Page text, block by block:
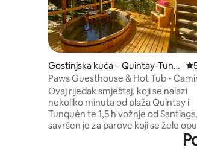
Gostinjska kuća – Quintay-Tunq
uén
Paws Guesthouse & Hot Tub -
Quintay-Tunquén
Ovaj rijedak smještaj, koji se nalazi
nekoliko minuta od plaža Quintay i
Tunquén te 1,5 h vožnje od Santiaga,
savršen je za parove koji se žele
zabaviti. Vaša rezervacija uključuje
privatnu gostinjsku kuću, korištenje